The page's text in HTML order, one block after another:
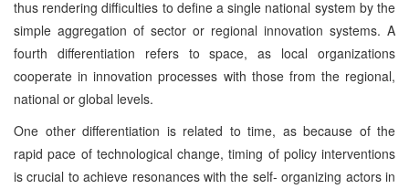
thus rendering difficulties to define a single national system by the
simple aggregation of sector or regional innovation systems. A
fourth differentiation refers to space, as local organizations
cooperate in innovation processes with those from the regional,
national or global levels.
One other differentiation is related to time, as because of the
rapid pace of technological change, timing of policy interventions
is crucial to achieve resonances with the self- organizing actors in